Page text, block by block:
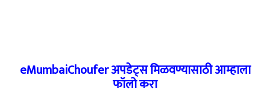
eMumbaiChoufer अपडेट्स मिळवण्यासाठी आम्हाला
फॉलो करा